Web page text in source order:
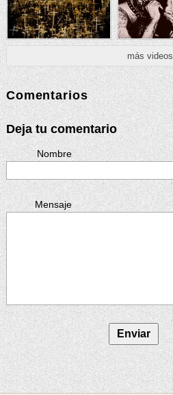
más videos
Comentarios
Deja tu comentario
Nombre
Mensaje